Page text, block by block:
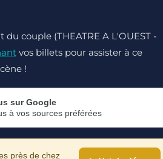
couple (THEATRE A L'OUEST -
vos billets pour assister à ce
!
sur Google
à vos sources préférées
près de chez